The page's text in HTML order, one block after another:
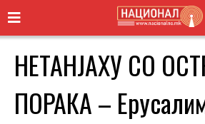
НЕТАНЈАХУ СО
ПОРАКА –